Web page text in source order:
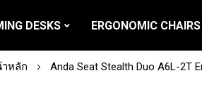
DESKS ERGONOMIC CHAIRS
หลัก Anda Seat Stealth Duo A6L-2T